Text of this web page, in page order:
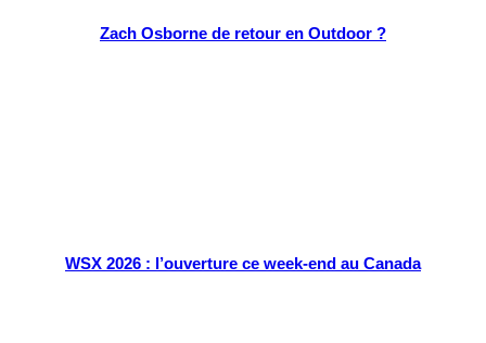
Zach Osborne de retour en Outdoor ?
WSX 2026 : l’ouverture ce week-end au Canada